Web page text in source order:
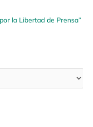
la Libertad de Prensa”